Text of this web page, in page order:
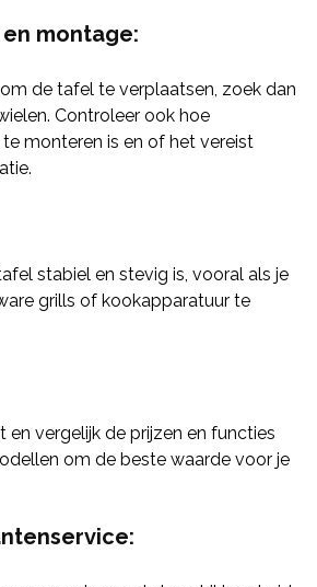
montage:
de tafel te verplaatsen, zoek dan
Controleer ook hoe
monteren is en of het vereist
stabiel en stevig is, vooral als je
grills of kookapparatuur te
en vergelijk de prijzen en functies
om de beste waarde voor je
: